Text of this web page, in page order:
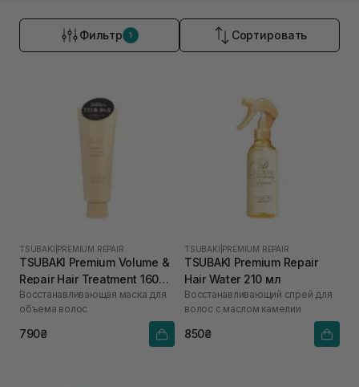
Фильтр 1 Сортировать
TSUBAKI PREMIUM REPAIR
TSUBAKI Premium Volume &
Repair Hair Treatment 160
мл
Восстанавливающая маска для
объема волос
790₴
TSUBAKI PREMIUM REPAIR
TSUBAKI Premium Repair
Hair Water 210 мл
Восстанавливающий спрей для
волос с маслом камелии
850₴